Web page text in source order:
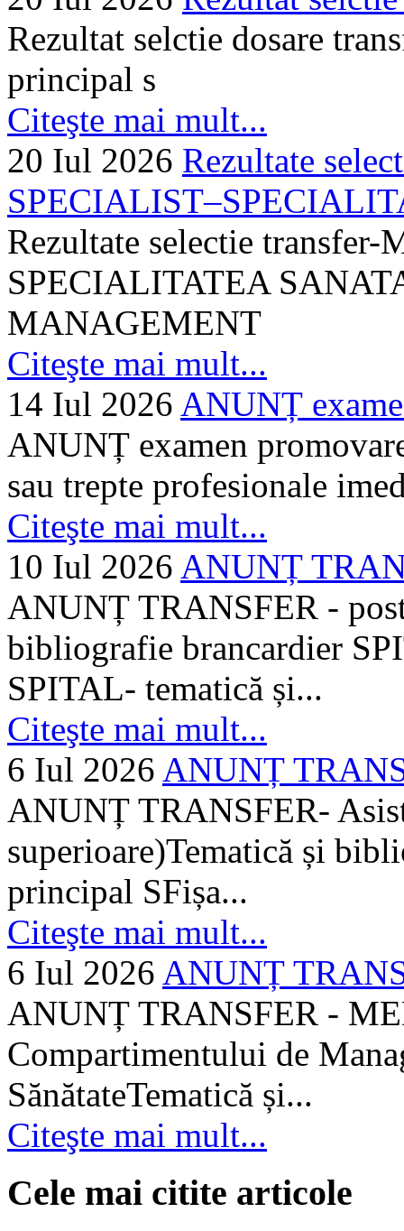
Rezultat selctie dosare
principal s
Citeşte mai mult...
20 Iul 2026 Rezultate
Rezultate selectie
SPECIALITATEA
MANAGEMENT
Citeşte mai mult...
14 Iul 2026 ANUNȚ
ANUNȚ examen
sau trepte profesionale
Citeşte mai mult...
10 Iul 2026 ANUNȚ
ANUNȚ TRANSFER -
bibliografie brancardier
SPITAL- tematică și...
Citeşte mai mult...
6 Iul 2026 ANUNȚ
ANUNȚ TRANSFER-
superioare)Tematică și
principal SFișa...
Citeşte mai mult...
6 Iul 2026 ANUNȚ
ANUNȚ TRANSFER -
Compartimentului de
SănătateTematică și...
Citeşte mai mult...
Cele mai citite articole